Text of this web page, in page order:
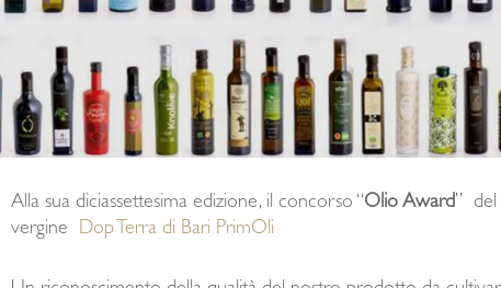
Alla sua diciassettesima edizione, il concorso “Olio Award” del
vergine Dop Terra di Bari PrimOli